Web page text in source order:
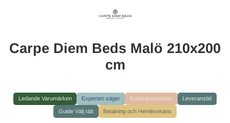
Carpe Diem Beds Malö 210x200
cm
Ledande Varumärken Experten säger Kundrecensioner Leveranstid
Guide Välj rätt Betalning och Hemleverans